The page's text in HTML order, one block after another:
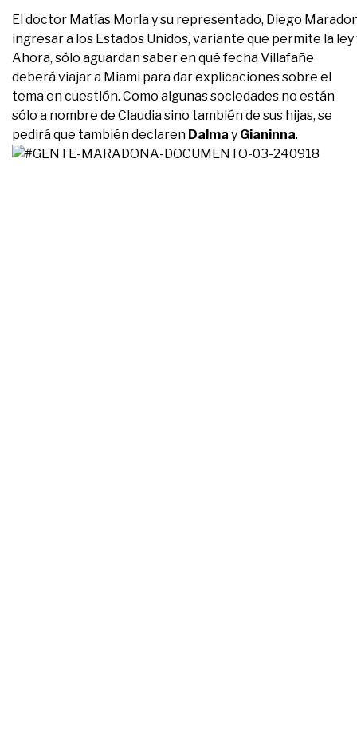
El doctor Matías Morla y su representado, Diego
ingresar a los Estados Unidos, variante que permite la
Ahora, sólo aguardan saber en qué fecha Villafañe
deberá viajar a Miami para dar explicaciones sobre el
tema en cuestión. Como algunas sociedades no están
sólo a nombre de Claudia sino también de sus hijas, se
pedirá que también declaren Dalma y Gianinna.